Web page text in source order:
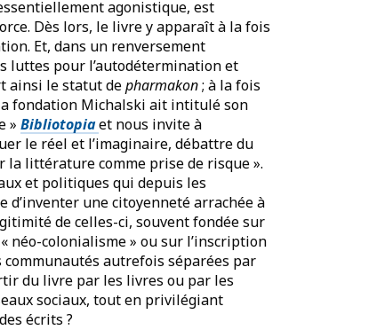
agonistique, est
Dès lors, le livre y apparaît à la fois
Et, dans un renversement
luttes pour l’autodétermination et
ainsi le statut depharmakon; à la fois
fondation Michalski ait intitulé son
» Bibliotopiaet nous invite à
le réel et l’imaginaire, débattre du
la littérature comme prise de risque ».
et politiques qui depuis les
d’inventer une citoyenneté arrachée à
de celles-ci, souvent fondée sur
colonialisme » ou sur l’inscription
autrefois séparées par
du livre par les livres ou par les
sociaux, tout en privilégiant
écrits ?